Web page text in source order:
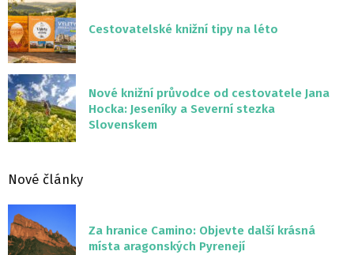
Cestovatelské knižní tipy na léto
Nové knižní průvodce od cestovatele Jana
Hocka: Jeseníky a Severní stezka
Slovenskem
Nové články
Za hranice Camino: Objevte další krásná
místa aragonských Pyrenejí